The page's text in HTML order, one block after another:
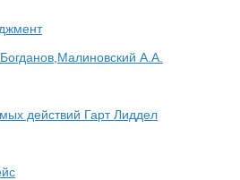
А.А.
действий Гарт Лиддел